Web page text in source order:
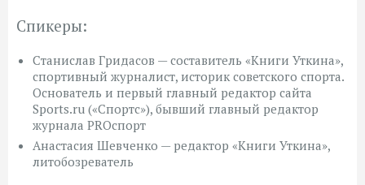
Спикеры:
Станислав Гридасов — составитель «Книги Уткина»,
спортивный журналист, историк советского спорта.
Основатель и первый главный редактор сайта
Sports.ru («Спортс»), бывший главный редактор
журнала PROспорт
Анастасия Шевченко — редактор «Книги Уткина»,
литобозреватель